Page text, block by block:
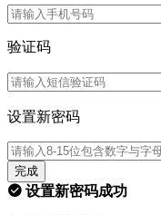
验证码
设置新密码
完成
设置新密码成功